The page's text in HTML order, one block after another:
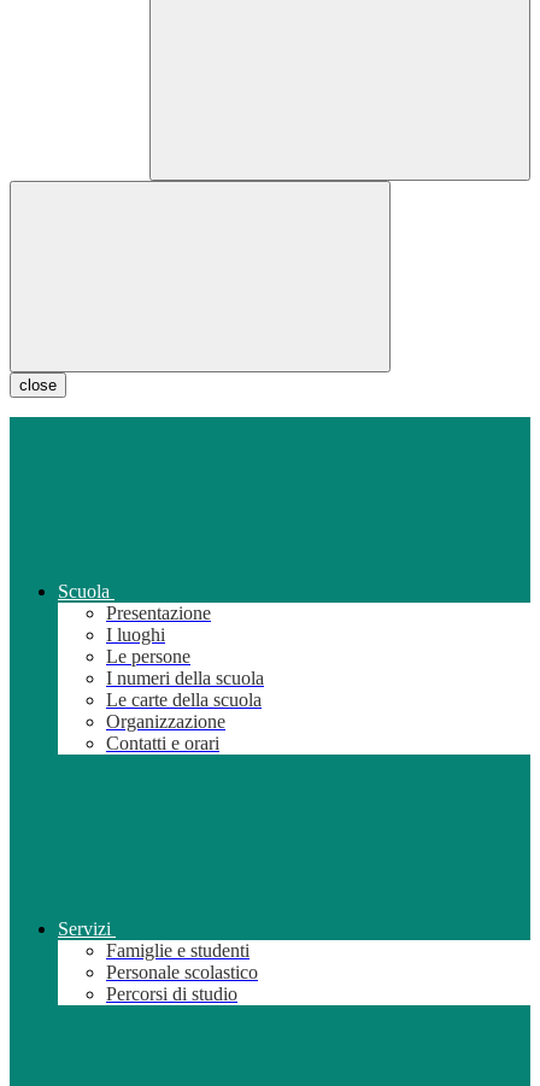
close
Scuola
Presentazione
I luoghi
Le persone
I numeri della scuola
Le carte della scuola
Organizzazione
Contatti e orari
Servizi
Famiglie e studenti
Personale scolastico
Percorsi di studio